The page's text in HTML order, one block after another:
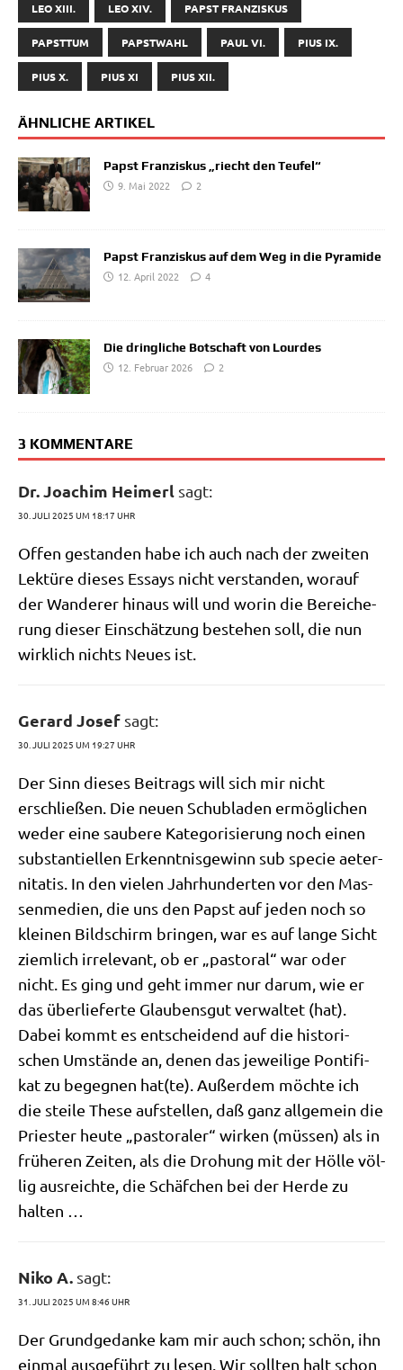
LEO XIII. LEO XIV. PAPST FRANZISKUS
PAPSTTUM PAPSTWAHL PAUL VI. PIUS IX.
PIUS X. PIUS XI PIUS XII.
ÄHNLICHE ARTIKEL
Papst Franziskus „riecht den Teufel“
9. Mai 2022
2
Papst Franziskus auf dem Weg in die Pyramide
12. April 2022
4
Die dringliche Botschaft von Lourdes
12. Februar 2026
2
3 KOMMENTARE
Dr. Joachim Heimerl sagt:
30. JULI 2025 UM 18:17 UHR
Offen gestan­den habe ich auch nach der zwei­ten
Lek­tü­re die­ses Essays nicht ver­stan­den, wor­auf
der Wan­de­rer hin­aus will und wor­in die Berei­che­
rung die­ser Ein­schät­zung bestehen soll, die nun
wirk­lich nichts Neu­es ist.
Gerard Josef sagt:
30. JULI 2025 UM 19:27 UHR
Der Sinn die­ses Bei­trags will sich mir nicht
erschlie­ßen. Die neu­en Schub­la­den ermög­li­chen
weder eine sau­be­re Kate­go­ri­sie­rung noch einen
sub­stan­ti­el­len Erkennt­nis­ge­winn sub spe­cie aeter­
ni­ta­tis. In den vie­len Jahr­hun­der­ten vor den Mas­
sen­me­di­en, die uns den Papst auf jeden noch so
klei­nen Bild­schirm brin­gen, war es auf lan­ge Sicht
ziem­lich irrele­vant, ob er „pasto­ral“ war oder
nicht. Es ging und geht immer nur dar­um, wie er
das über­lie­fer­te Glau­bens­gut ver­wal­tet (hat).
Dabei kommt es ent­schei­dend auf die histo­ri­
schen Umstän­de an, denen das jewei­li­ge Pon­ti­fi­
kat zu begeg­nen hat(te). Außer­dem möch­te ich
die stei­le The­se auf­stel­len, daß ganz all­ge­mein die
Prie­ster heu­te „pasto­ra­ler“ wir­ken (müs­sen) als in
frü­he­ren Zei­ten, als die Dro­hung mit der Höl­le völ­
lig aus­reich­te, die Schäf­chen bei der Her­de zu
halten …
Niko A. sagt:
31. JULI 2025 UM 8:46 UHR
Der Grund­ge­dan­ke kam mir auch schon; schön, ihn
ein­mal aus­ge­führt zu lesen. Wir soll­ten halt schon